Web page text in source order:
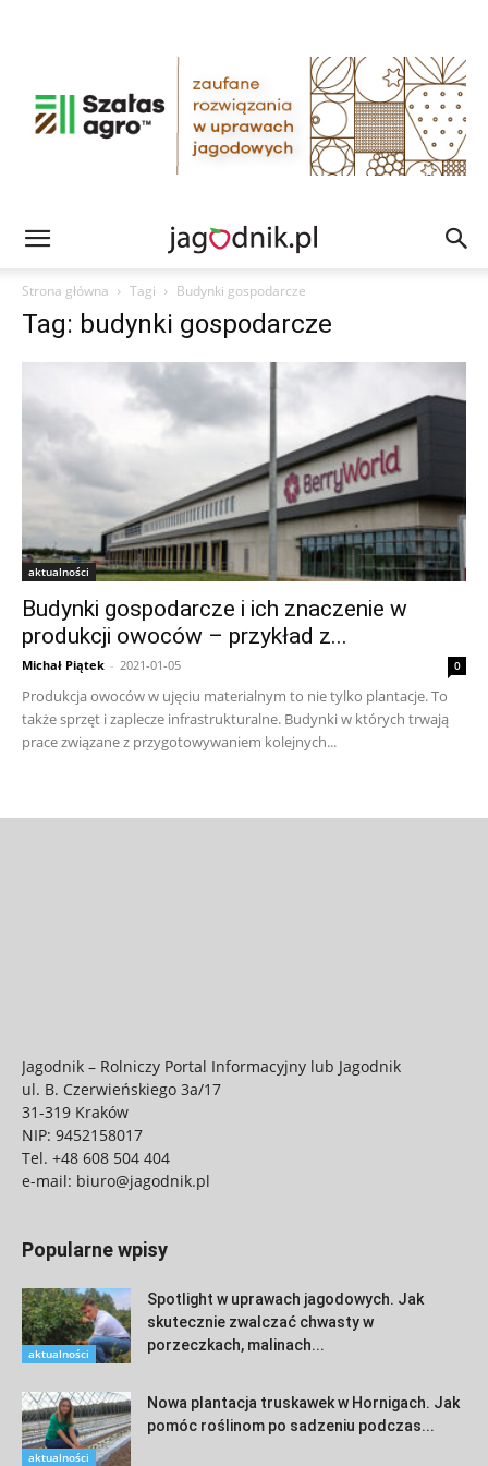
Strona główna Tagi Budynki gospodarcze
Tag: budynki gospodarcze
aktualności
Budynki gospodarcze i ich znaczenie w
produkcji owoców – przykład z...
Michał Piątek - 2021-01-05 0
Produkcja owoców w ujęciu materialnym to nie tylko plantacje. To
także sprzęt i zaplecze infrastrukturalne. Budynki w których trwają
prace związane z przygotowywaniem kolejnych...
Jagodnik – Rolniczy Portal Informacyjny lub Jagodnik
ul. B. Czerwieńskiego 3a/17
31-319 Kraków
NIP: 9452158017
Tel. +48 608 504 404
e-mail: biuro@jagodnik.pl
Popularne wpisy
aktualności
Spotlight w uprawach jagodowych. Jak
skutecznie zwalczać chwasty w
porzeczkach, malinach...
aktualności
Nowa plantacja truskawek w Hornigach. Jak
pomóc roślinom po sadzeniu podczas...